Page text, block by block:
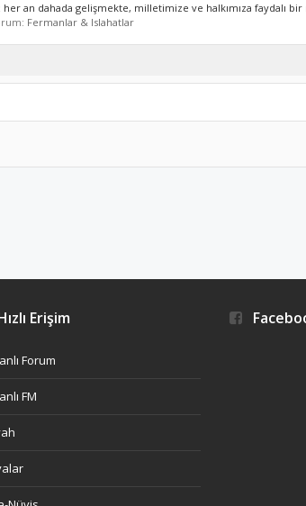
an dahada gelişmekte, milletimize ve halkımıza faydalı
Fermanlar & Islahatlar
Erişim
Forum
FM